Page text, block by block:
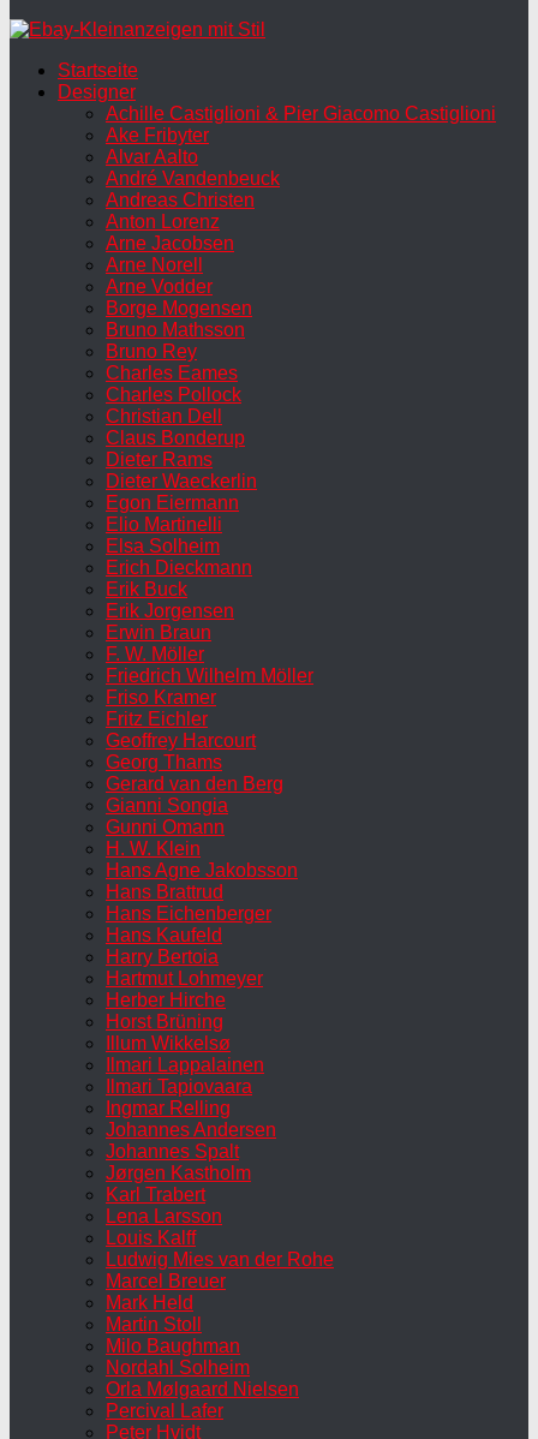
Startseite
Designer
Achille Castiglioni & Pier Giacomo Castiglioni
Ake Fribyter
Alvar Aalto
André Vandenbeuck
Andreas Christen
Anton Lorenz
Arne Jacobsen
Arne Norell
Arne Vodder
Borge Mogensen
Bruno Mathsson
Bruno Rey
Charles Eames
Charles Pollock
Christian Dell
Claus Bonderup
Dieter Rams
Dieter Waeckerlin
Egon Eiermann
Elio Martinelli
Elsa Solheim
Erich Dieckmann
Erik Buck
Erik Jorgensen
Erwin Braun
F. W. Möller
Friedrich Wilhelm Möller
Friso Kramer
Fritz Eichler
Geoffrey Harcourt
Georg Thams
Gerard van den Berg
Gianni Songia
Gunni Omann
H. W. Klein
Hans Agne Jakobsson
Hans Brattrud
Hans Eichenberger
Hans Kaufeld
Harry Bertoia
Hartmut Lohmeyer
Herber Hirche
Horst Brüning
Illum Wikkelsø
Ilmari Lappalainen
Ilmari Tapiovaara
Ingmar Relling
Johannes Andersen
Johannes Spalt
Jørgen Kastholm
Karl Trabert
Lena Larsson
Louis Kalff
Ludwig Mies van der Rohe
Marcel Breuer
Mark Held
Martin Stoll
Milo Baughman
Nordahl Solheim
Orla Mølgaard Nielsen
Percival Lafer
Peter Hvidt